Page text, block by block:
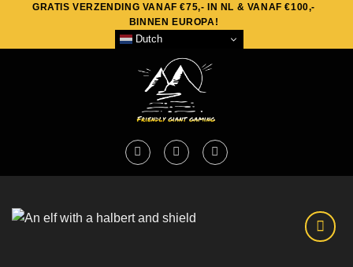
content
GRATIS VERZENDING VANAF €75,- IN NL & VANAF €100,-
BINNEN EUROPA!
Dutch